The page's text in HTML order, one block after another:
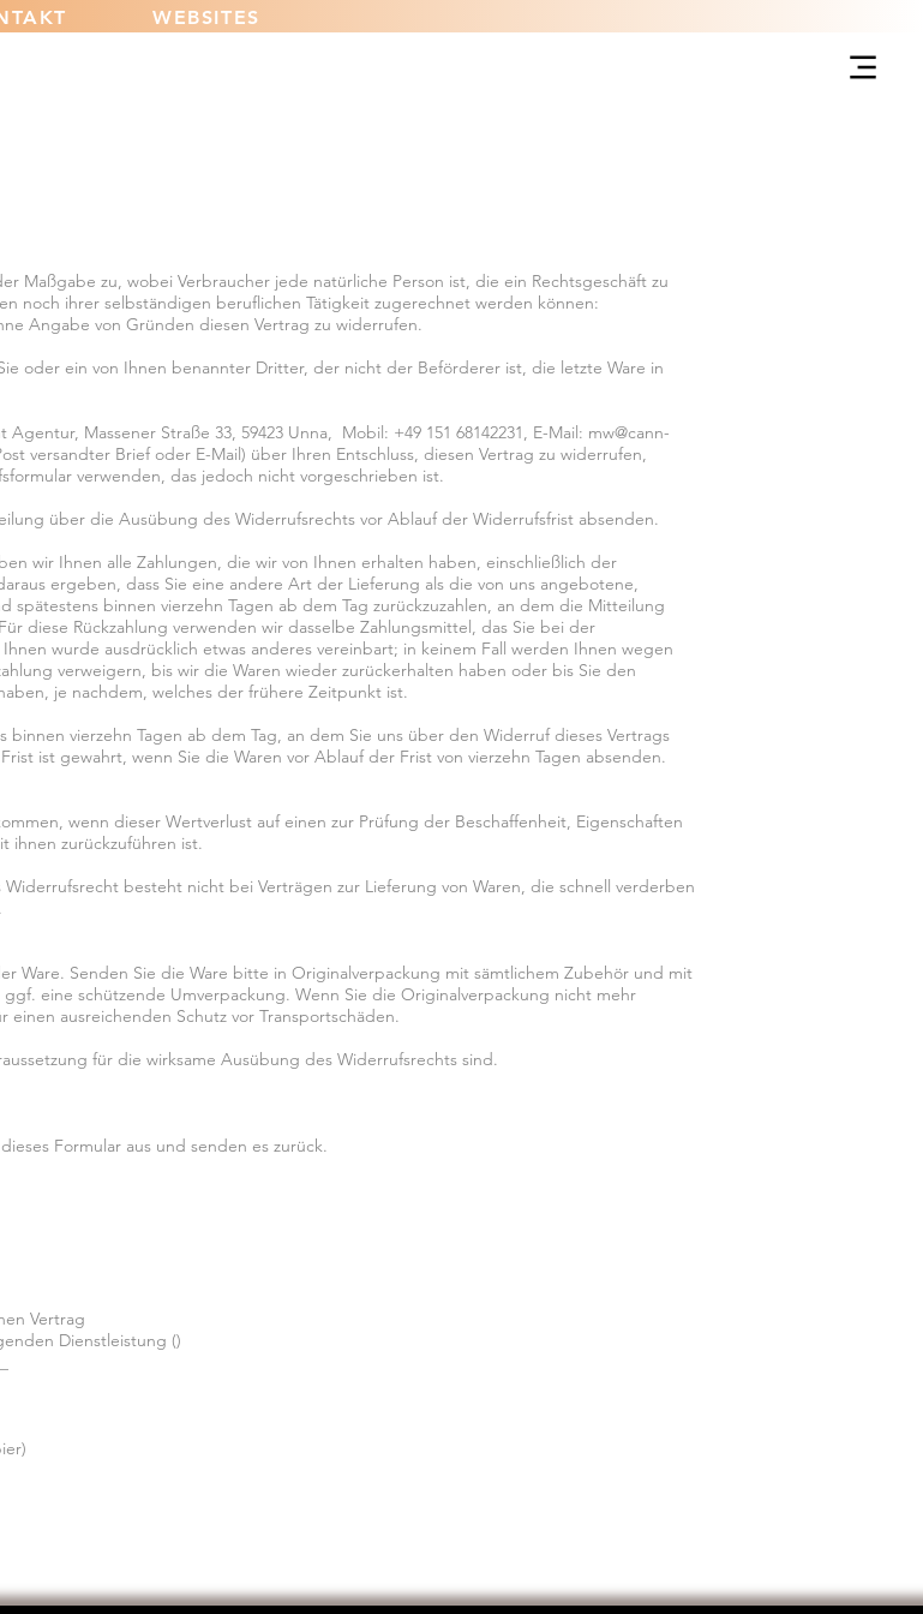
WEBSITES
Maßgabe zu, wobei Verbraucher jede natürliche Person ist, die ein Rechtsgeschäft zu
noch ihrer selbständigen beruflichen Tätigkeit zugerechnet werden können:
Angabe von Gründen diesen Vertrag zu widerrufen.
oder ein von Ihnen benannter Dritter, der nicht der Beförderer ist, die letzte Ware in
Massener Straße 33, 59423 Unna, Mobil: +49 151 68142231, E-Mail: mw@cann-
versandter Brief oder E-Mail) über Ihren Entschluss, diesen Vertrag zu widerrufen,
verwenden, das jedoch nicht vorgeschrieben ist.
über die Ausübung des Widerrufsrechts vor Ablauf der Widerrufsfrist absenden.
wir Ihnen alle Zahlungen, die wir von Ihnen erhalten haben, einschließlich der
ergeben, dass Sie eine andere Art der Lieferung als die von uns angebotene,
binnen vierzehn Tagen ab dem Tag zurückzuzahlen, an dem die Mitteilung
diese Rückzahlung verwenden wir dasselbe Zahlungsmittel, das Sie bei der
wurde ausdrücklich etwas anderes vereinbart; in keinem Fall werden Ihnen wegen
verweigern, bis wir die Waren wieder zurückerhalten haben oder bis Sie den
je nachdem, welches der frühere Zeitpunkt ist.
vierzehn Tagen ab dem Tag, an dem Sie uns über den Widerruf dieses Vertrags
ist gewahrt, wenn Sie die Waren vor Ablauf der Frist von vierzehn Tagen absenden.
wenn dieser Wertverlust auf einen zur Prüfung der Beschaffenheit, Eigenschaften
ihnen zurückzuführen ist.
besteht nicht bei Verträgen zur Lieferung von Waren, die schnell verderben
Ware. Senden Sie die Ware bitte in Originalverpackung mit sämtlichem Zubehör und mit
eine schützende Umverpackung. Wenn Sie die Originalverpackung nicht mehr
ausreichenden Schutz vor Transportschäden.
für die wirksame Ausübung des Widerrufsrechts sind.
Formular aus und senden es zurück.
Vertrag
Dienstleistung ()